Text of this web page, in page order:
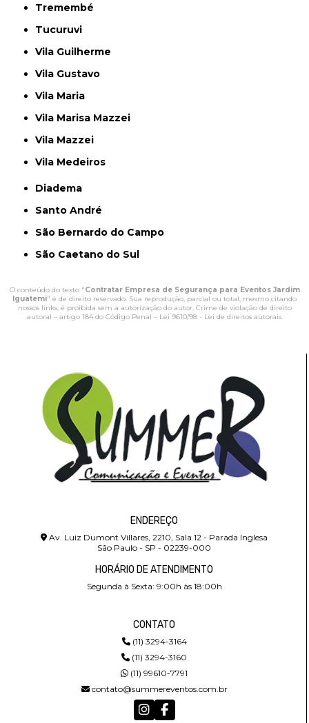
Tremembé
Tucuruvi
Vila Guilherme
Vila Gustavo
Vila Maria
Vila Marisa Mazzei
Vila Mazzei
Vila Medeiros
Diadema
Santo André
São Bernardo do Campo
São Caetano do Sul
O conteúdo do texto "Contratar Empresa de Segurança para Eventos Jardim
Iguatemi" é de direito reservado. Sua reprodução, parcial ou total, mesmo citando
nossos links, é proibida sem a autorização do autor. Crime de violação de direito
autoral – artigo 184 do Código Penal – Lei 9610/98 - Lei de direitos autorais.
ENDEREÇO
Av. Luiz Dumont Villares, 2210, Sala 12 - Parada Inglesa
São Paulo - SP - 02239-000
HORÁRIO DE ATENDIMENTO
Segunda à Sexta: 9:00h às 18:00h
CONTATO
(11) 3294-3164
(11) 3294-3160
(11) 99610-7791
contato@summereventos.com.br